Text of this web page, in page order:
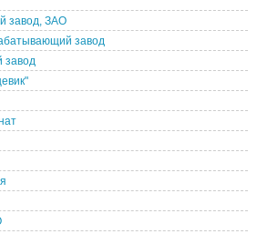
завод, ЗАО
завод
завод